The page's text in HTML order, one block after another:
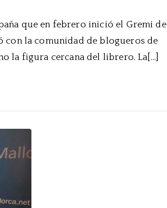
que en febrero inició el Gremi de
con la comunidad de blogueros de
la figura cercana del librero. La[…]